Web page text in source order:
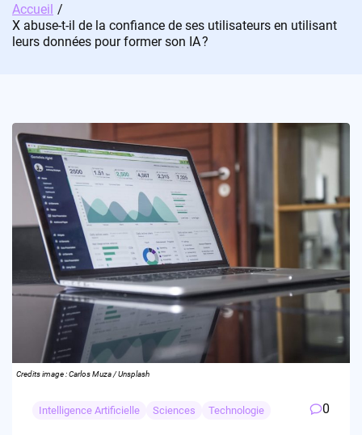
Accueil
X abuse-t-il de la confiance de ses utilisateurs en utilisant
leurs données pour former son IA ?
Credits image : Carlos Muza / Unsplash
Intelligence Artificielle Sciences Technologie 0